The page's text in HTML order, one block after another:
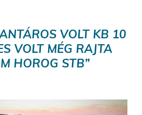
VOLT KB 10
VOLT MÉG RAJTA
HOROG STB”